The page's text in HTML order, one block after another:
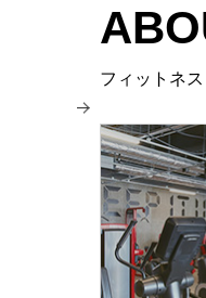
フィットネ